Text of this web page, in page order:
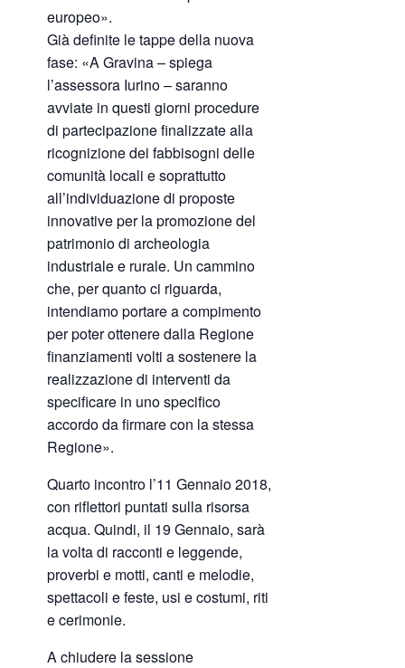
europeo».
Già definite le tappe della nuova
fase: «A Gravina – spiega
l’assessora Iurino – saranno
avviate in questi giorni procedure
di partecipazione finalizzate alla
ricognizione dei fabbisogni delle
comunità locali e soprattutto
all’individuazione di proposte
innovative per la promozione del
patrimonio di archeologia
industriale e rurale. Un cammino
che, per quanto ci riguarda,
intendiamo portare a compimento
per poter ottenere dalla Regione
finanziamenti volti a sostenere la
realizzazione di interventi da
specificare in uno specifico
accordo da firmare con la stessa
Regione».
Quarto incontro l’11 Gennaio 2018,
con riflettori puntati sulla risorsa
acqua. Quindi, il 19 Gennaio, sarà
la volta di racconti e leggende,
proverbi e motti, canti e melodie,
spettacoli e feste, usi e costumi, riti
e cerimonie.
A chiudere la sessione